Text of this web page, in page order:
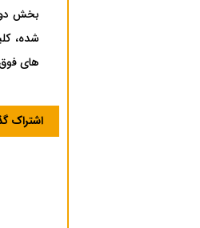
شده،
های
اشتراک